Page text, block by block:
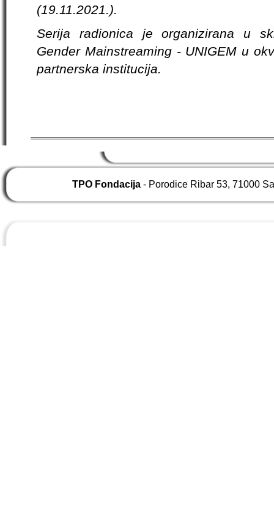
(19.11.2021.).
Serija radionica je organizirana u
Gender Mainstreaming - UNIGEM u
partnerska institucija.
TPO Fondacija - Porodice Ribar 53, 71000